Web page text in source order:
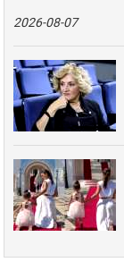
2026-08-07